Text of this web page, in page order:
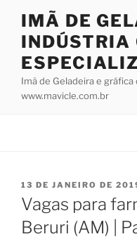
conteúdo
IMÃ DE
INDÚSTRIA
Imã de Geladeira e
www.mavicle.com.br
PUBLICADO
EM
13 DE JANEIRO DE
Vagas para
Beruri (AM) |